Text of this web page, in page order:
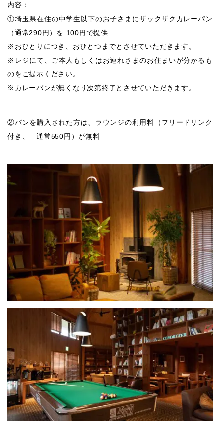
内容：
①埼玉県在住の中学生以下のお子さまにザックザクカレーパン
（通常290円）を 100円で提供
※おひとりにつき、おひとつまでとさせていただきます。
※レジにて、ご本人もしくはお連れさまのお住まいが分かるも
のをご提示ください。
※カレーパンが無くなり次第終了とさせていただきます。
②パンを購入された方は、ラウンジの利用料（フリードリンク
付き、 通常550円）が無料